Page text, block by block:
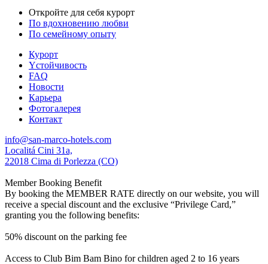
Откройте для себя курорт
По вдохновению любви
По семейному опыту
Курорт
Yстойчивость
FAQ
Новости
Карьера
Фотогалерея
Контакт
info@san-marco-hotels.com
Localitá Cini 31a,
22018 Cima di Porlezza (CO)
Member Booking Benefit
By booking the MEMBER RATE directly on our website, you will
receive a special discount and the exclusive “Privilege Card,”
granting you the following benefits:
50% discount on the parking fee
Access to Club Bim Bam Bino for children aged 2 to 16 years